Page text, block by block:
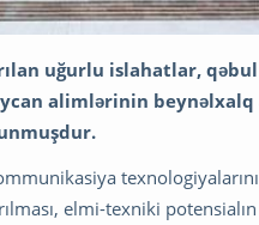
uğurlu islahatlar,
alimlərinin beynəlxalq
elmi-texniki